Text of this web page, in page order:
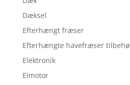
Dæksel
Efterhængt fræser
Efterhængte havefræser tilbehø
Elektronik
Elmotor